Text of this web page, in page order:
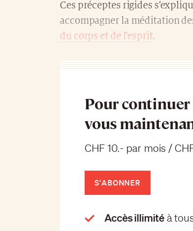
Ces préceptes rigides
accompagner la méditation
du corps et de l’esprit.
Pour continuer
vous
CHF 10.- par mois /
S'ABONNER
Accès illimitéà